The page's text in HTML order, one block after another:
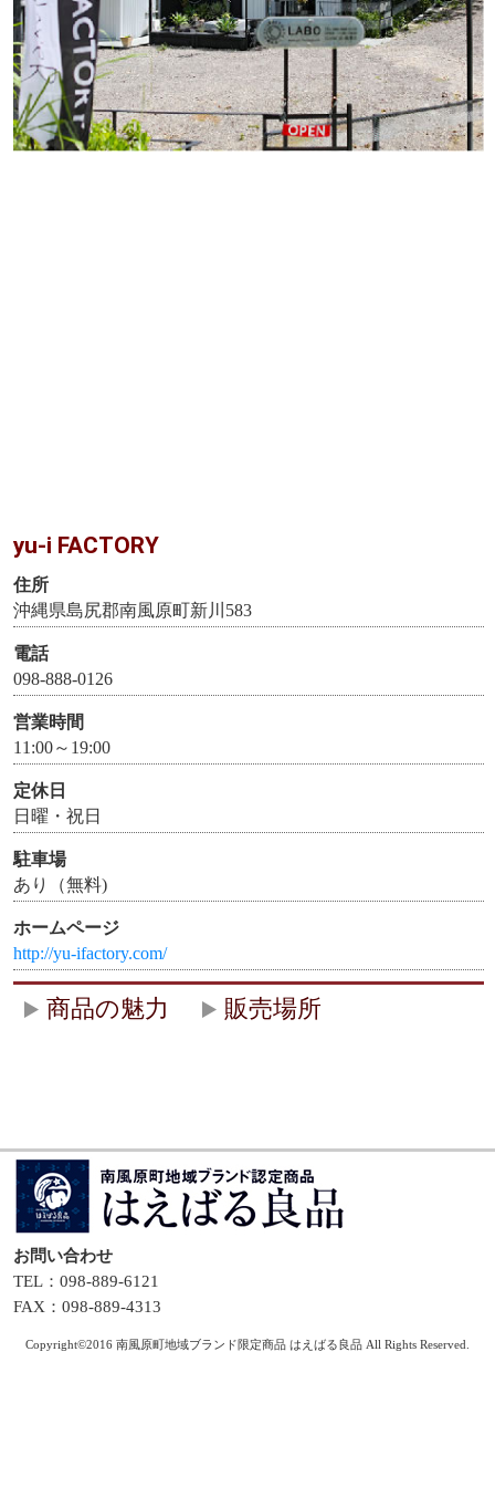
yu‐i FACTORY
住所
沖縄県島尻郡南風原町新川583
電話
098-888-0126
営業時間
11:00～19:00
定休日
日曜・祝日
駐車場
あり（無料)
ホームページ
http://yu-ifactory.com/
商品の魅力 販売場所
お問い合わせ
TEL：098-889-6121
FAX：098-889-4313
Copyright©2016 南風原町地域ブランド限定商品 はえばる良品 All Rights Reserved.